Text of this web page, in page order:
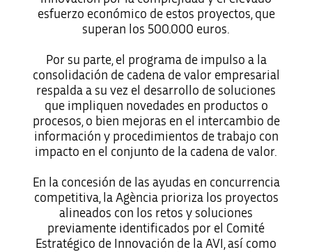
esfuerzo económico de estos proyectos, que
superan los 500.000 euros.
Por su parte, el programa de impulso a la
consolidación de cadena de valor empresarial
respalda a su vez el desarrollo de soluciones
que impliquen novedades en productos o
procesos, o bien mejoras en el intercambio de
información y procedimientos de trabajo con
impacto en el conjunto de la cadena de valor.
En la concesión de las ayudas en concurrencia
competitiva, la Agència prioriza los proyectos
alineados con los retos y soluciones
previamente identificados por el Comité
Estratégico de Innovación de la AVI, así como